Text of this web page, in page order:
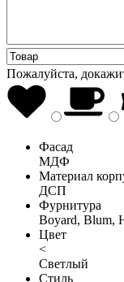
Пожалуйста,
Фасад
МДФ
Материал
ДСП
Фурнитура
Boyard, Blum,
Цвет
<
Светлый
Стиль